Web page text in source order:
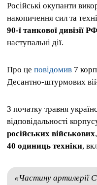
Російські окупанти
накопичення сил та
90-ї танкової дивізії РФ
наступальні дії.
Про це повідомив 7
Десантно-штурмових
З початку травня
відповідальності
російських військових
40 одиниць техніки,
«Частину артилерії